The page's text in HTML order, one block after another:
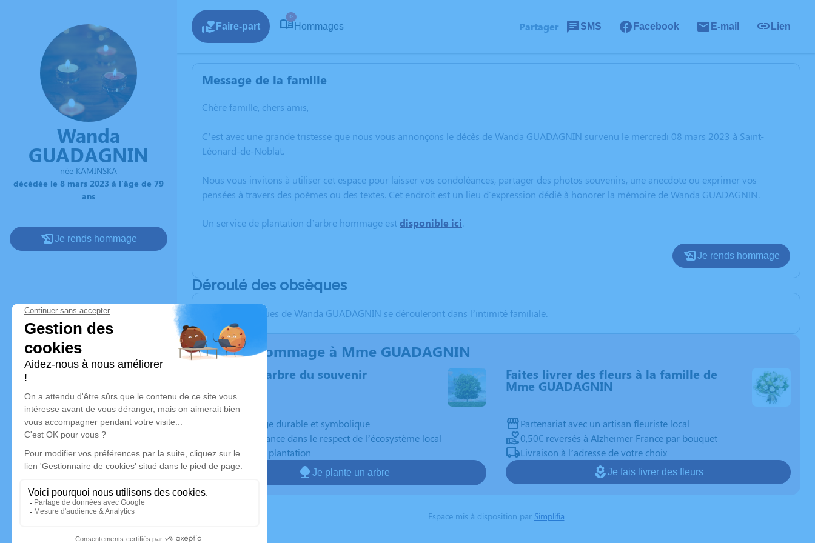
Wanda
GUADAGNIN
née KAMINSKA
décédée le 8 mars 2023 à l'âge de 79
ans
Je rends hommage
Faire-part
33
Hommages Partager SMS Facebook E-mail Lien
Message de la famille
Chère famille, chers amis,
C’est avec une grande tristesse que nous vous annonçons le décès de Wanda GUADAGNIN survenu le mercredi 08 mars 2023 à Saint-
Léonard-de-Noblat.
Nous vous invitons à utiliser cet espace pour laisser vos condoléances, partager des photos souvenirs, une anecdote ou exprimer vos
pensées à travers des poèmes ou des textes. Cet endroit est un lieu d'expression dédié à honorer la mémoire de Wanda GUADAGNIN.
Un service de plantation d’arbre hommage estdisponible ici.
Je rends hommage
Déroulé des obsèques
Les obsèques de Wanda GUADAGNIN se dérouleront dans l’intimité familiale.
Rendez hommage à Mme GUADAGNIN
Plantez un arbre du souvenir
Un hommage durable et symbolique
Planté en France dans le respect de l’écosystème local
Certificat de plantation
Je plante un arbre
Faites livrer des fleurs à la famille de
Mme GUADAGNIN
Partenariat avec un artisan fleuriste local
0,50€ reversés à Alzheimer France par bouquet
Livraison à l’adresse de votre choix
Je fais livrer des fleurs
Espace mis à disposition par Simplifia